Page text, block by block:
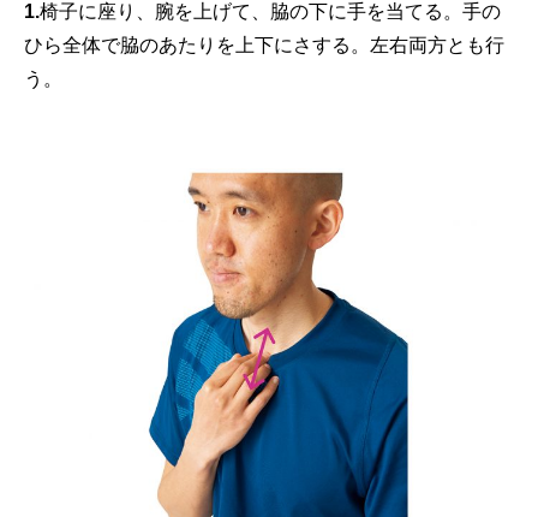
1.椅子に座り、腕を上げて、脇の下に手を当てる。手の
ひら全体で脇のあたりを上下にさする。左右両方とも行
う。